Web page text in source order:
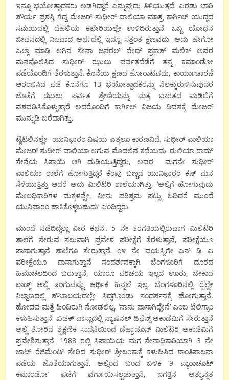
ಇನ್ನೂ ಭಯೋತ್ಪಾದಕರು ಅಡಗಿದ್ದಾರೆ ಎನ್ನುವುದು ತಿಳಿಯುತ್ತದೆ. ಎರಡು ಬಾರಿ
ಶೌರ್ಯ ಪ್ರಶಸ್ತಿ ಗೆದ್ದ ಮೇಜರ್ ಸುಧೀರ್ ವಾಲಿಯಾ ಮಾತ್ರ ಕಾರ್ಗಿಲ್ ಯುದ್ಧದ
ಸಮಯದಲ್ಲಿ ದೆಹಲಿಯ ಕಛೇರಿಯಲ್ಲೇ ಉಳಿದಿರುತ್ತಾನೆ. ಒಬ್ಬ ಯೋಧನ
ಜೀವನದಲ್ಲಿ ನಿಜವಾದ ಅರ್ಥದಲ್ಲಿ ಇದ್ದೂ ಸತ್ತಂತ ಕ್ಷಣವದು. ಅದು ಹೇಗೋ
ಎಲ್ಲಾ ಮಾಡಿ ಆಗಿನ ಸೇನಾ ಜನರಲ್ ವೇದ್ ಪ್ರಕಾಶ್ ಮಲಿಕ್ ಅವರ
ಮನವೊಲಿಸಿದ ಸುಧೀರ್ ಝುಲು ಪರ್ವತದೆಡೆಗೆ ತನ್ನ ಕಮಾಂಡೋ
ಪಡೆಯೊಂದಿಗೆ ತೆರಳುತ್ತಾನೆ. ಕೊನೆಯ ಕ್ಷಣದ ಹೋರಾಟವದು, ಕಾರ್ಯಾಚಾರಣೆ
ಆರಂಭಿಸಿದ ಪಡೆ ಕೊನೆಗೂ 13 ಭಯೋತ್ಪಾದಕರನ್ನು ನೆಲಕ್ಕುರುಳಿಸುವುದರ
ಜೊತೆಗೆ ಝುಲು ಪರ್ವತ ಶ್ರೇಣಿಯನ್ನು ಮತ್ತೆ ಭಾರತದ ಮಡಿಲಿಗೆ
ವಶವಡಿಸಿಕೊಳ್ಳುತ್ತಾರೆ ಅದರೊಂದಿಗೆ ಕಾರ್ಗಿಲ್ ವಿಜಯ ದಿವಸಕ್ಕೆ ಮೇಜರ್
ಮುನ್ನುಡಿ ಬರೆದಾಗಿತ್ತು.
ಟೈಟಲಿನಲ್ಲೇ ಯುನಿಫಾರಂ ವಿಷಯ ಎತ್ತಲೂ ಕಾರಣವಿದೆ. ಸುಧೀರ್ ವಾಲಿಯಾ
ಮೇಜರ್ ಸುಧೀರ್ ವಾಲಿಯಾ ಆಗುವ ಮೊದಲಿನ ಕಥೆಯದು. ರುಲಿಯಾ ರಾಮ್
ಸೇನೆಯ ಸಿಪಾಯಿ ಆಗಿ ದುಡಿಯುತ್ತಿದ್ದರು, ಅವರ ಮಗನೇ ಸುಧೀರ್
ವಾಲಿಯಾ ಶಾಲೆಗೆ ಹೋಗುತ್ತಿದ್ದರೆ ಕೆಂಪು ಬಣ್ಣದ ಯುನಿಫಾರಂ ಕಣ್ ಮನ
ಸೆಳೆಯುತ್ತಿತ್ತು ಆದರೆ ಅದು ಮಿಲಿಟರಿ ಶಾಲೆಯಾಗಿತ್ತು, ‘ಅಲ್ಲಿಗೆ ಹೋಗುವುದು
ಮೇಲಧಿಕಾರಿಗಳ ಮಕ್ಕಳಷ್ಟೇ, ನೀನು ಪರಿಶ್ರಮ ಪಟ್ಟು ಓದಿದರೆ ಮುಂದೆ
ಯುನಿಫಾರಂ ಹಾಕಿಕೊಳ್ಳಬಹುದು’ ಎಂದಿದ್ದರು.
ಮುಂದೆ ನಡೆದಿದ್ದೆಲ್ಲಾ ವೀರ ಕಥನ.. 5 ನೇ ತರಗತಿಯಲ್ಲಿರುವಾಗ ಮಿಲಿಟರಿ
ಶಾಲೆಗೆ ಸೇರುವ ಸಲುವಾಗಿ ಪ್ರವೇಶ ಪರೀಕ್ಷೆಗೆ ತೆರಳುತ್ತಾನೆ, ಪರೀಕ್ಷೆಯೂ
ಪಾಸಾಗುತ್ತಾನೆ ಶಾಲೆಗೂ ಸೇರುತ್ತಾನೆ. ೧೪ ನೇ ವಯಸ್ಸಿಗೇ ಎನ್ ಡಿ ಎ
ಪರೀಕ್ಷೆಯೂ ಪಾಸಾಗುತ್ತಾನೆ ಸಂದರ್ಶನಕ್ಕಾಗಿ ಬೆಂಗಳೂರಿಗೆ ದೂರದ
ಹಿಮಾಚಲದಿಂದ ಬರುತ್ತಾನೆ, ಯಾರೂ ಪರಿಚಯ ಇಲ್ಲದ ಊರು, ಬೇಕಾದ
ಲಾಡ್ಜ್ ಅಲ್ಲಿ ತಂಗುವಷ್ಟು ಆರ್ಥಿಕ ಹಿನ್ನಲೆ ಇಲ್ಲ, ಬೆಂಗಳೂರಿನಲ್ಲಿ ರೈಲ್ವೇ
ನಿಲ್ದಾಣದಲ್ಲಿ ಶೌಚಾಲಯದಲ್ಲೇ ಸಿದ್ಧಗೊಂಡು ಸಂದರ್ಶನಕ್ಕೆ ಹೋಗುತ್ತಾನೆ,
ಹೋದವ ಮತ್ತೆ ಹಿಂದಿರುಗಿ ನೋಡಲಿಲ್ಲ, ‘ನಾನು ಪಾಸಾಗಿದ್ದೇನೆ’ ಎಂಬ ಟೆಲಿಗ್ರಾಂ
ಕಳುಹಿಸುತ್ತಾನೆ. ಖಡಕ್ ವಾಸ್ಲಾದಲ್ಲಿ ನ್ಯಾಷನಲ್ ಡಿಫೆನ್ಸ್ ಅಕಾಡೆಮಿಗೆ ಸೇರುತ್ತಾನೆ
ಅಲ್ಲಿ ತೋರಿದ ಶೈಕ್ಷಣಿಕ ಸಾಧನೆಯಿಂದ ಡೆಹ್ರಾಡೂನ್ ಮಿಲಿಟರಿ ಅಕಾಡೆಮಿಗೆ
ಪ್ರವೇಶಿಸುತ್ತಾನೆ. 1988 ರಲ್ಲಿ ಸಿಪಾಯಿಯ ಮಗ ಸೇನಾಧಿಕಾರಿಯಾಗಿ 3 ನೇ
ಜಾಟ್ ರೆಜಿಮೆಂಟ್ ಸೇರಿದ ಸುಧೀರ್ ಶ್ರೀಲಂಕಾಕ್ಕೆ ಕಳುಹಿಸಿದ ಶಾಂತಿಪಾಲನಾ
ಪಡೆಯ ಜೊತೆಯಾಗುತ್ತಾನೆ. ಅಲ್ಲಿಂದ ಬಂದ ಬಳಿಕ ‘9 ಪ್ಯಾರಾಚೂಟ್
ಕಮಾಂಡೋ’ ಪಡೆಗೆ ವರ್ಗಾಯಿಸಲ್ಪಡುತ್ತಾನೆ, ಜಗತ್ತಿನ ಅತ್ಯುನ್ನತ